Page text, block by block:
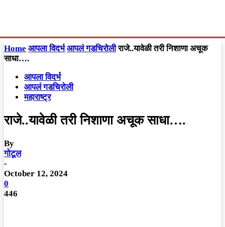
Home आपला विदर्भ आपलं गडचिरोली राजे..यावेळी तरी निशाणा अचूक
साधा….
आपला विदर्भ
आपलं गडचिरोली
महाराष्ट्र
राजे..यावेळी तरी निशाणा अचूक साधा….
By
गोटूल
-
October 12, 2024
0
446